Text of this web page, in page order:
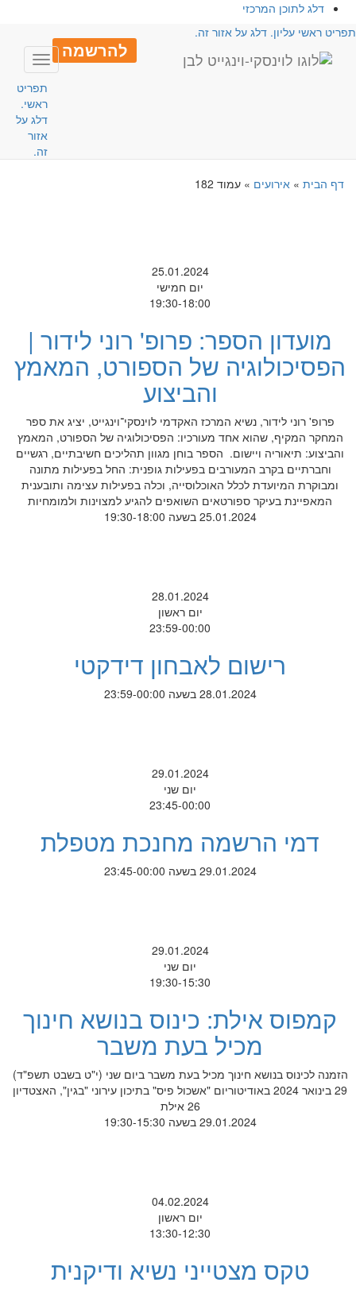
דלג לתוכן המרכזי
ראשי עליון. דלג על אזור זה.
להרשמה
Toggle
תפריט
ראשי.
דלג על
אזור
זה.
דף הבית» אירועים» עמוד 182
25.01.2024
יום חמישי
19:30-18:00
מועדון הספר: פרופ' רוני לידור |
הפסיכולוגיה של הספורט, המאמץ
והביצוע
פרופ' רוני לידור, נשיא המרכז האקדמי לוינסקי־וינגייט, יציג את ספר
המחקר המקיף, שהוא אחד מעורכיו: הפסיכולוגיה של הספורט, המאמץ
והביצוע: תיאוריה ויישום. הספר בוחן מגוון תהליכים חשיבתיים, רגשיים
וחברתיים בקרב המעורבים בפעילות גופנית: החל בפעילות מתונה
ומבוקרת המיועדת לכלל האוכלוסייה, וכלה בפעילות עצימה ותובענית
המאפיינת בעיקר ספורטאים השואפים להגיע למצוינות ולמומחיות
25.01.2024 בשעה 19:30-18:00
28.01.2024
יום ראשון
23:59-00:00
רישום לאבחון דידקטי
28.01.2024 בשעה 23:59-00:00
29.01.2024
יום שני
23:45-00:00
דמי הרשמה מחנכת מטפלת
29.01.2024 בשעה 23:45-00:00
29.01.2024
יום שני
19:30-15:30
קמפוס אילת: כינוס בנושא חינוך
מכיל בעת משבר
הזמנה לכינוס בנושא חינוך מכיל בעת משבר ביום שני (י"ט בשבט תשפ"ד)
29 בינואר 2024 באודיטוריום "אשכול פיס" בתיכון עירוני "בגין", האצטדיון
26 אילת
29.01.2024 בשעה 19:30-15:30
04.02.2024
יום ראשון
13:30-12:30
טקס מצטייני נשיא ודיקנית